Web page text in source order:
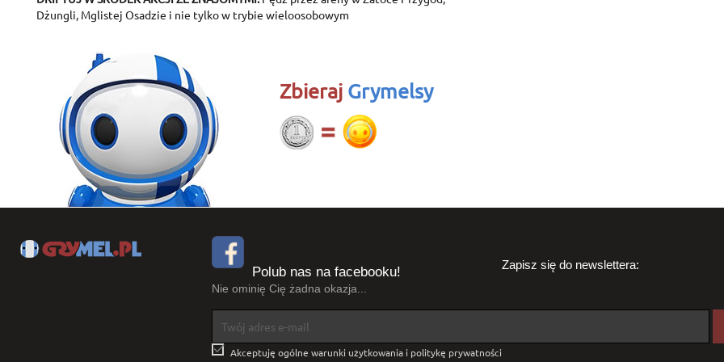
Dżungli, Mglistej Osadzie i nie tylko w trybie wieloosobowym
Zbieraj Grymelsy
Polub nas na facebooku!
Nie ominię Cię żadna okazja...
Zapisz się do newslettera:
 Akceptuję ogólne warunki użytkowania i politykę prywatności